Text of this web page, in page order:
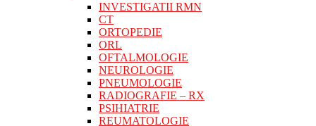
INVESTIGATII RMN
CT
ORTOPEDIE
ORL
OFTALMOLOGIE
NEUROLOGIE
PNEUMOLOGIE
RADIOGRAFIE – RX
PSIHIATRIE
REUMATOLOGIE